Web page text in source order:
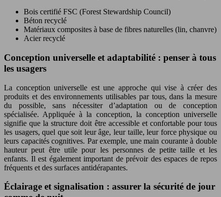
Bois certifié FSC (Forest Stewardship Council)
Béton recyclé
Matériaux composites à base de fibres naturelles (lin, chanvre)
Acier recyclé
Conception universelle et adaptabilité : penser à tous
les usagers
La conception universelle est une approche qui vise à créer des
produits et des environnements utilisables par tous, dans la mesure
du possible, sans nécessiter d’adaptation ou de conception
spécialisée. Appliquée à la conception, la conception universelle
signifie que la structure doit être accessible et confortable pour tous
les usagers, quel que soit leur âge, leur taille, leur force physique ou
leurs capacités cognitives. Par exemple, une main courante à double
hauteur peut être utile pour les personnes de petite taille et les
enfants. Il est également important de prévoir des espaces de repos
fréquents et des surfaces antidérapantes.
Éclairage et signalisation : assurer la sécurité de jour